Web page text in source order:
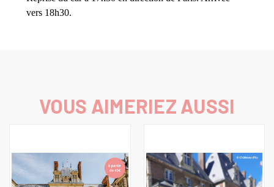
vers 18h30.
VOUS AIMERIEZ AUSSI